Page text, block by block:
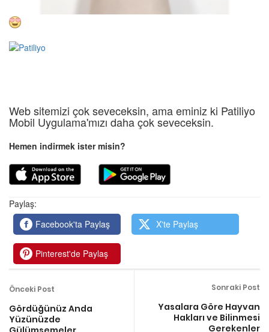
Web sitemizi çok seveceksin, ama eminiz ki Patiliyo
Mobil Uygulama'mızı daha çok seveceksin.
Hemen indirmek ister misin?
Paylaş:
Facebook'ta Paylaş
X'te Paylaş
Pinterest'de Paylaş
Önceki Post
Gördüğünüz Anda
Yüzünüzde
Sonraki Post
Yasalara Göre Hayvan
Hakları ve Bilinmesi
Gerekenler